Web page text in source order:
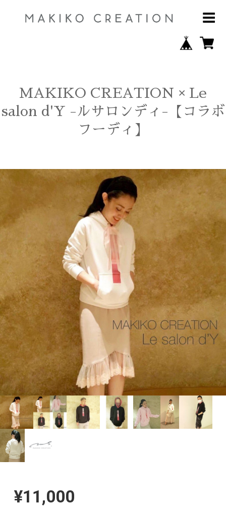
MAKIKO CREATION × Le
salon d'Y -ルサロンディ-【コラボ
フーディ】
¥11,000